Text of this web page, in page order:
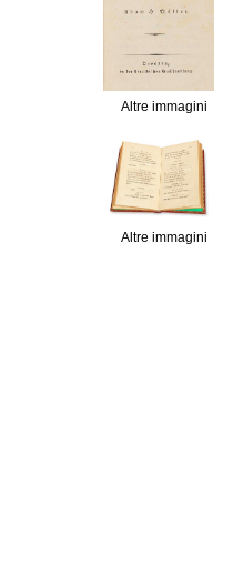
Altre immagini
Altre immagini